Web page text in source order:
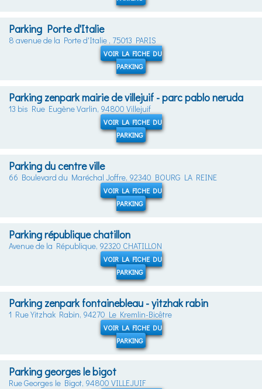
Parking Porte d'Italie
8 avenue de la Porte d'Italie , 75013 PARIS
VOIR LA FICHE DU
PARKING
Parking zenpark mairie de villejuif - parc pablo neruda
13 bis Rue Eugène Varlin, 94800 Villejuif
VOIR LA FICHE DU
PARKING
Parking du centre ville
66 Boulevard du Maréchal Joffre, 92340 BOURG LA REINE
VOIR LA FICHE DU
PARKING
Parking république chatillon
Avenue de la République, 92320 CHATILLON
VOIR LA FICHE DU
PARKING
Parking zenpark fontainebleau - yitzhak rabin
1 Rue Yitzhak Rabin, 94270 Le Kremlin-Bicêtre
VOIR LA FICHE DU
PARKING
Parking georges le bigot
Rue Georges le Bigot, 94800 VILLEJUIF